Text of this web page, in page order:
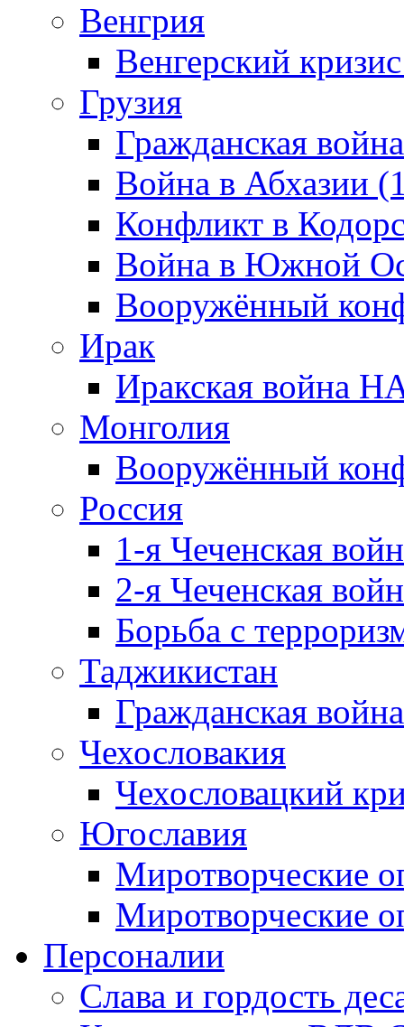
Венгрия
Венгерский
Грузия
Гражданская
Война в Абхазии
Конфликт в
Война в Южной
Вооружённый
Ирак
Иракская война
Монголия
Вооружённый
Россия
1-я Чеченская
2-я Чеченская
Борьба с
Таджикистан
Гражданская
Чехословакия
Чехословацкий
Югославия
Миротворческие
Миротворческие
Персоналии
Слава и гордость